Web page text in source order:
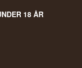
18 ÅR